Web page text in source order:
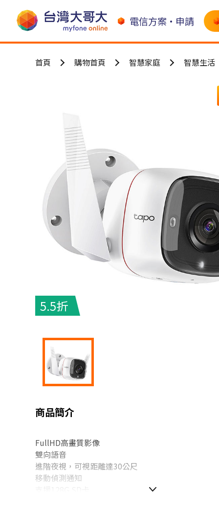
電信方案•申請
首頁 購物首頁 智慧家庭 智慧生活
5.5折
商品簡介
FullHD高畫質影像
雙向語音
進階夜視，可視距離達30公尺
移動偵測通知